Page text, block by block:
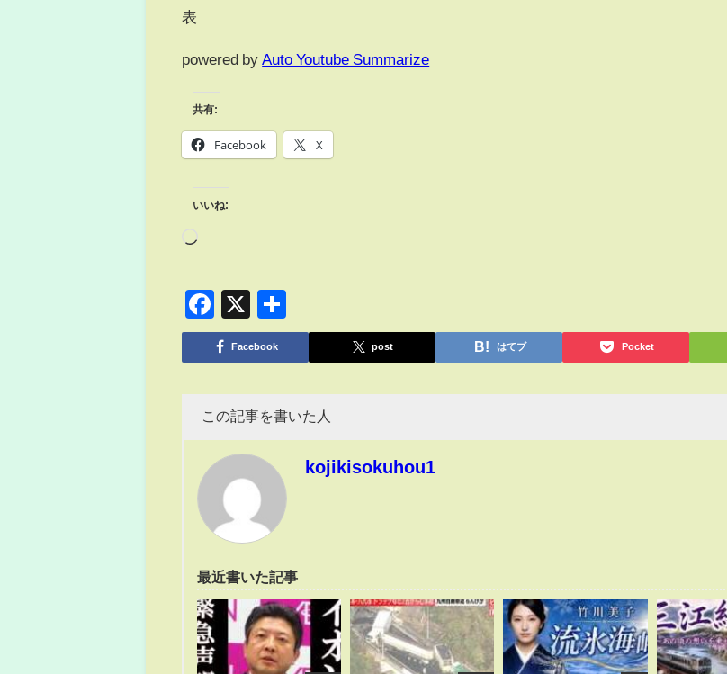
表
powered by Auto Youtube Summarize
共有:
Facebook X
いいね:
Facebook
X
有
Facebook post はてブ Pocket
この記事を書いた人
kojikisokuhou1
最近書いた記事